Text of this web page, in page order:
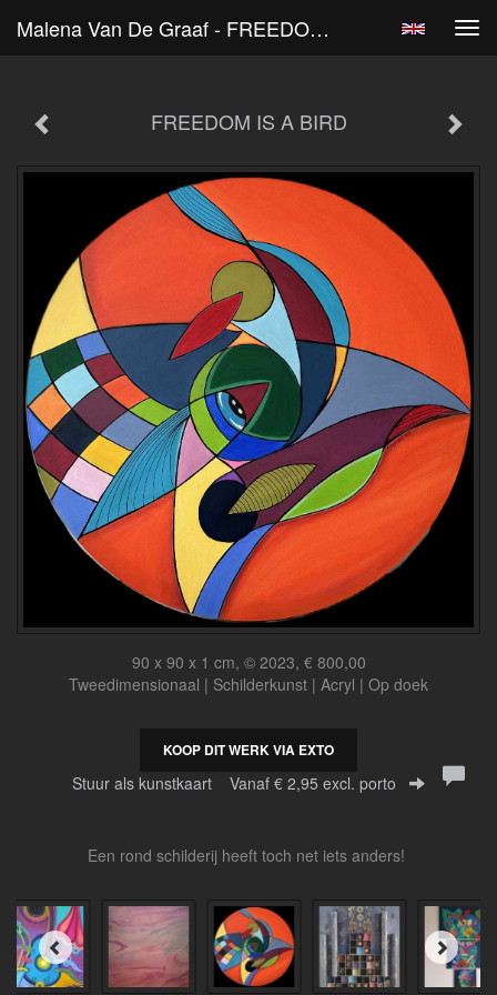
Malena Van De Graaf - FREEDOM IS A BIRD
FREEDOM IS A BIRD
90 x 90 x 1 cm, © 2023, € 800,00
Tweedimensionaal | Schilderkunst | Acryl | Op doek
KOOP DIT WERK VIA EXTO
Stuur als kunstkaart Vanaf € 2,95 excl. porto
Een rond schilderij heeft toch net iets anders!